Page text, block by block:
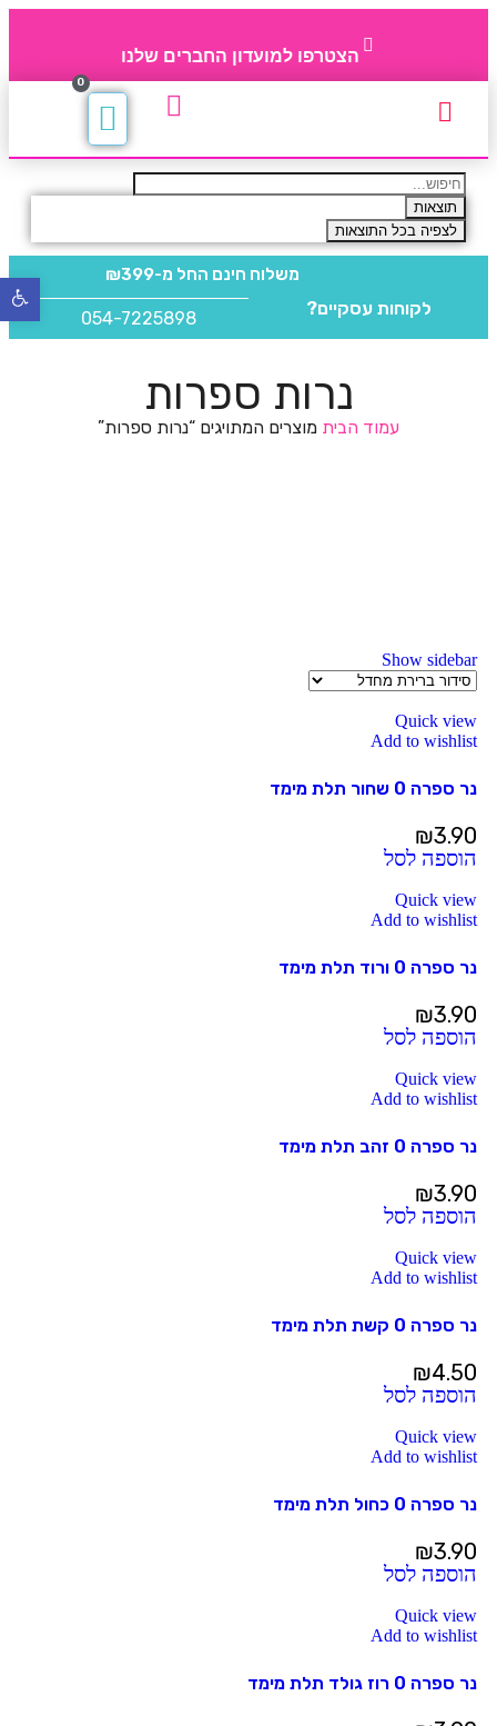
הצטרפו למועדון החברים שלנו
0
תוצאות
לצפיה בכל התוצאות
משלוח חינם החל מ-₪399
לקוחות עסקיים? 054-7225898
נרות ספרות
עמוד הבית מוצרים המתויגים “נרות ספרות”
Show sidebar
Quick view
Add to wishlist
נר ספרה 0 שחור תלת מימד
₪3.90
הוספה לסל
Quick view
Add to wishlist
נר ספרה 0 ורוד תלת מימד
₪3.90
הוספה לסל
Quick view
Add to wishlist
נר ספרה 0 זהב תלת מימד
₪3.90
הוספה לסל
Quick view
Add to wishlist
נר ספרה 0 קשת תלת מימד
₪4.50
הוספה לסל
Quick view
Add to wishlist
נר ספרה 0 כחול תלת מימד
₪3.90
הוספה לסל
Quick view
Add to wishlist
נר ספרה 0 רוז גולד תלת מימד
פתח